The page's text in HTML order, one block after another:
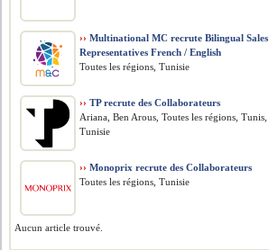
›› Multinational MC recrute Bilingual Sales
Representatives French / English
Toutes les régions, Tunisie
›› TP recrute des Collaborateurs
Ariana, Ben Arous, Toutes les régions, Tunis,
Tunisie
›› Monoprix recrute des Collaborateurs
Toutes les régions, Tunisie
Aucun article trouvé.